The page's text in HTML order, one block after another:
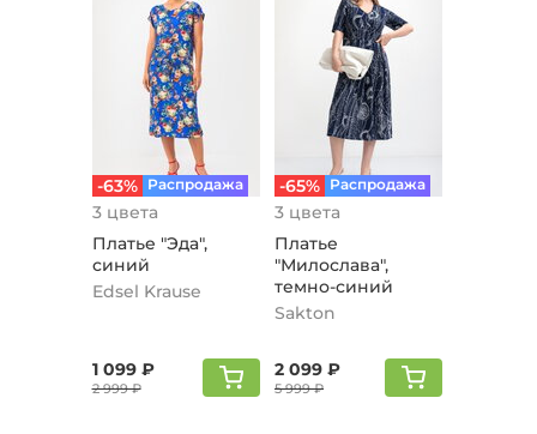
-63% Распродажа
3 цвета
Платье "Эда",
синий
Edsel Krause
1 099 ₽
2 999 ₽
-65% Распродажа
3 цвета
Платье
"Милослава",
темно-синий
Sakton
2 099 ₽
5 999 ₽